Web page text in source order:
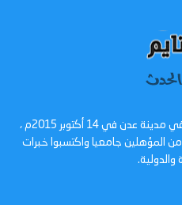
عدن تايم - صحيفة الكترونية تأسست في مدينة عدن في 14 أكتوبر 2015م ،
المؤهلين جامعيا واكتسبوا خبرات